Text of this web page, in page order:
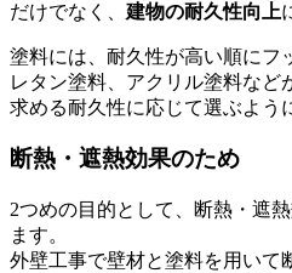
だけでなく、 建物の耐久性向上
塗料には、耐久性が高い順にフ
レタン塗料、アクリル塗料など
求める耐久性に応じて選ぶよう
断熱・遮熱効果のため
2つめの目的として、断熱・遮
ます。
外壁工事で壁材と塗料を用いて